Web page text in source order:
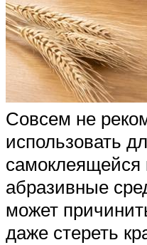
Совсем не
использовать
самоклеящейся
абразивные
может
даже стереть